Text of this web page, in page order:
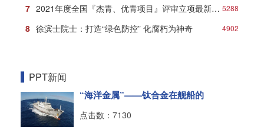
5288
7 2021年度全国『杰青、优青项目』评审立项最新名单
4902
8 徐滨士院士：打造“绿色防控” 化腐朽为神奇
PPT新闻
“海洋金属”——钛合金在舰船的
点击数：7130